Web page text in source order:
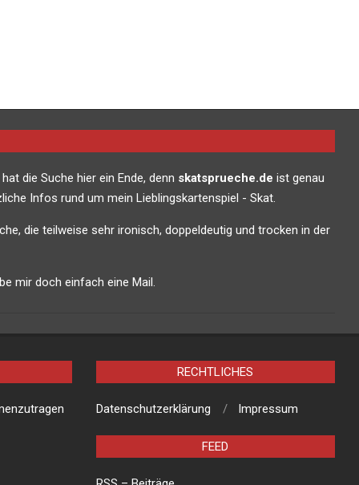
die Suche hier ein Ende, denn skatsprueche.de ist genau
Infos rund um mein Lieblingskartenspiel - Skat.
die teilweise sehr ironisch, doppeldeutig und trocken in der
mir doch einfach eine Mail.
RECHTLICHES
Datenschutzerklärung Impressum
FEED